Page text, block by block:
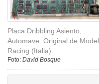
Placa Dribbling Asiento,
Automave. Original de Model
Racing (Italia).
Foto: David Bosque